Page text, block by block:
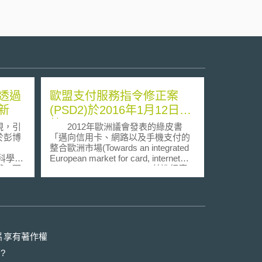
過
引
彭博
學領
，而
分創
診斷
合可
歐盟支付服務指令修正案
(PSD2)於2016年1月12日生
2012年歐洲議會發表的綠皮書
「邁向信用卡、網路以及手機支付的
整合歐洲市場(Towards an integrated
European market for card, internet
and mobile payments)」，並進行廣
泛的公眾意見徵詢，舉辦公聽會，最
享有著作權